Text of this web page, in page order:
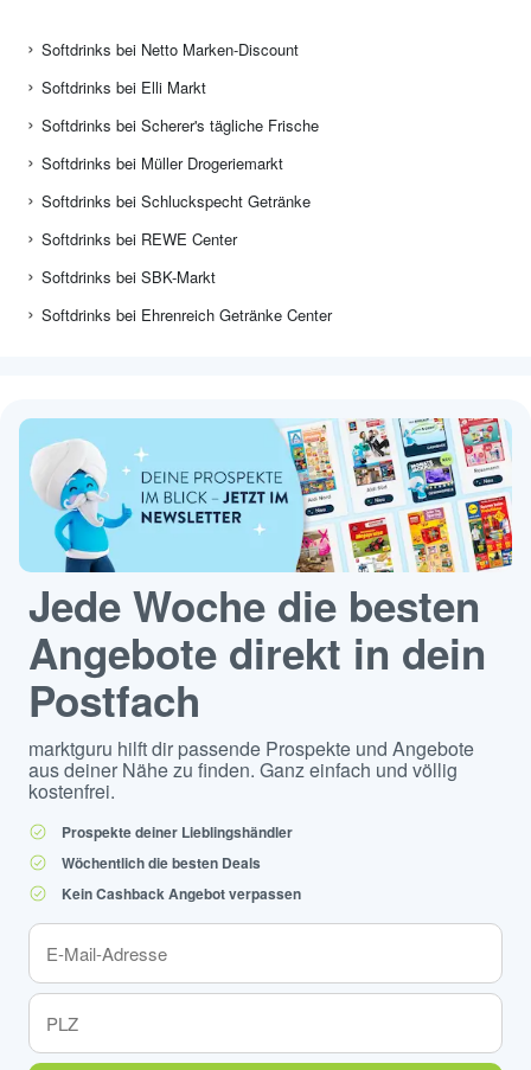
Softdrinks bei Netto Marken-Discount
Softdrinks bei Elli Markt
Softdrinks bei Scherer's tägliche Frische
Softdrinks bei Müller Drogeriemarkt
Softdrinks bei Schluckspecht Getränke
Softdrinks bei REWE Center
Softdrinks bei SBK-Markt
Softdrinks bei Ehrenreich Getränke Center
Jede Woche die besten
Angebote direkt in dein
Postfach
marktguru hilft dir passende Prospekte und Angebote
aus deiner Nähe zu finden. Ganz einfach und völlig
kostenfrei.
Prospekte deiner Lieblingshändler
Wöchentlich die besten Deals
Kein Cashback Angebot verpassen